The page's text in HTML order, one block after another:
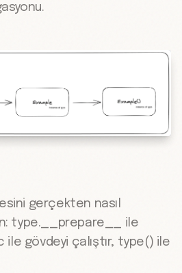
gerçekten nasıl
type.__prepare__ ile
gövdeyi çalıştır, type() ile